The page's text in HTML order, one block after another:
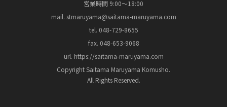
営業時間 9:00～18:00
mail. stmaruyama@saitama-maruyama.com
tel. 048-729-8655
fax. 048-653-9068
url. https://saitama-maruyama.com
Copyright Saitama Maruyama Komusho.
All Rights Reserved.